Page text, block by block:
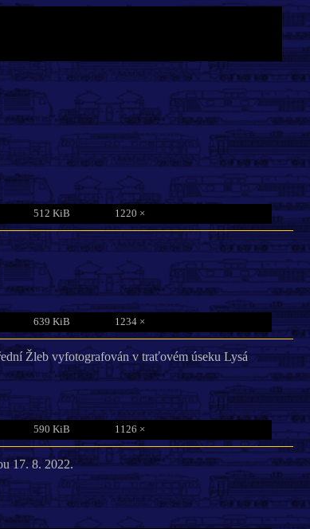
512 KiB 1220 ×
639 KiB 1234 ×
Žleb vyfotografován v traťovém úseku Lysá
590 KiB 1126 ×
17. 8. 2022.